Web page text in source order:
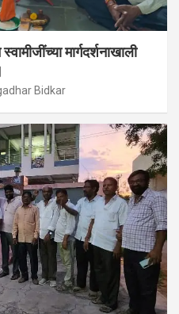
मार्गदर्शनाखाली
Bidkar